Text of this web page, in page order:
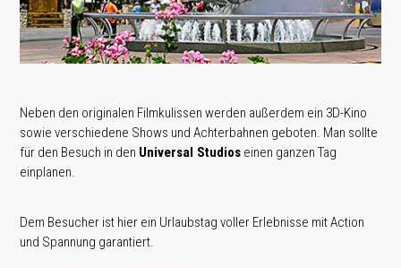
Neben den originalen Filmkulissen werden außerdem ein 3D-Kino
sowie verschiedene Shows und Achterbahnen geboten. Man sollte
für den Besuch in den Universal Studios einen ganzen Tag
einplanen.
Dem Besucher ist hier ein Urlaubstag voller Erlebnisse mit Action
und Spannung garantiert.